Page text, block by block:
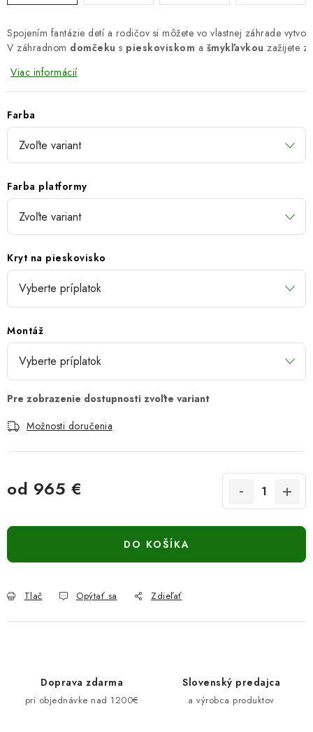
Spojením fantázie detí a rodičov si môžete vo vlastnej záhrade
V záhradnom domčeku s pieskoviskom a šmykľavkou zažijete
Viac informácií
Farba
Farba platformy
Kryt na pieskovisko
Montáž
Možnosti doručenia
od 965 €
DO KOŠÍKA
Tlač Opýtať sa Zdieľať
Doprava zdarma
pri objednávke nad 1200€
Slovenský predajca
a výrobca produktov